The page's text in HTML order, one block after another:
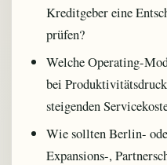
Kreditgeber eine
prüfen?
Welche Operating-
bei
steigenden
Wie sollten Berlin-
Expansions-,